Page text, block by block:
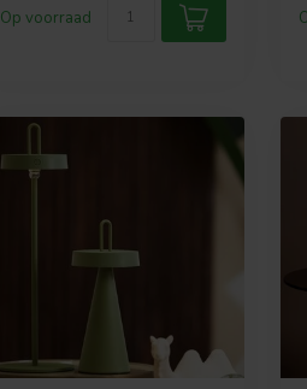
Op voorraad